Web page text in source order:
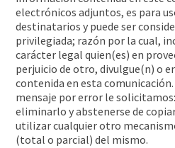
electrónicos adjuntos, es para
destinatarios y puede ser
privilegiada; razón por la cual,
carácter legal quien(es) en
perjuicio de otro, divulgue(n) o
contenida en esta
mensaje por error le
eliminarlo y abstenerse de
utilizar cualquier otro
(total o parcial) del mismo.